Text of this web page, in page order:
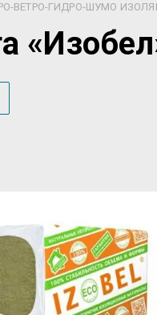
ВЕТРО-ГИДРО-ШУМО